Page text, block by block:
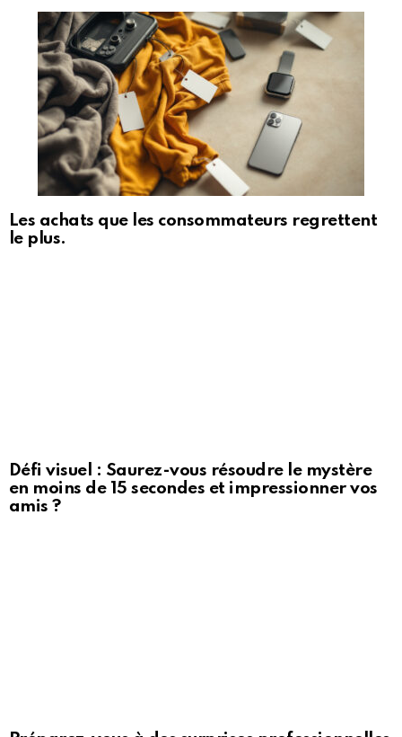
Les achats que les consommateurs regrettent
le plus.
Défi visuel : Saurez-vous résoudre le mystère
en moins de 15 secondes et impressionner vos
amis ?